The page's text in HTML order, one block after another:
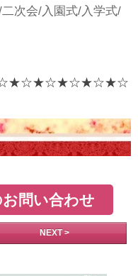
次会/入園式/入学式/
問い合わせ
NEXT >